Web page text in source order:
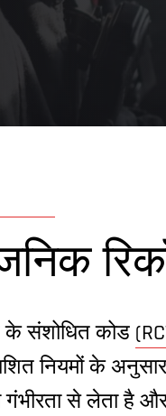
के संशोधित कोड
नियमों के
गंभीरता से लेता है